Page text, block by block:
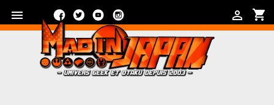
 shopping_cart

FacebookTwitterYouTube